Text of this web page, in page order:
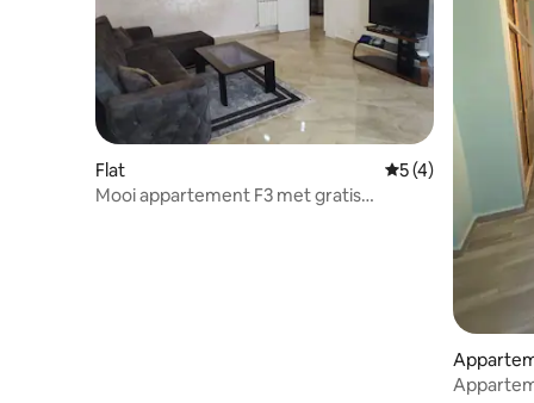
Flat Gemiddelde
5 (4)
Mooi appartement F3 met gratis